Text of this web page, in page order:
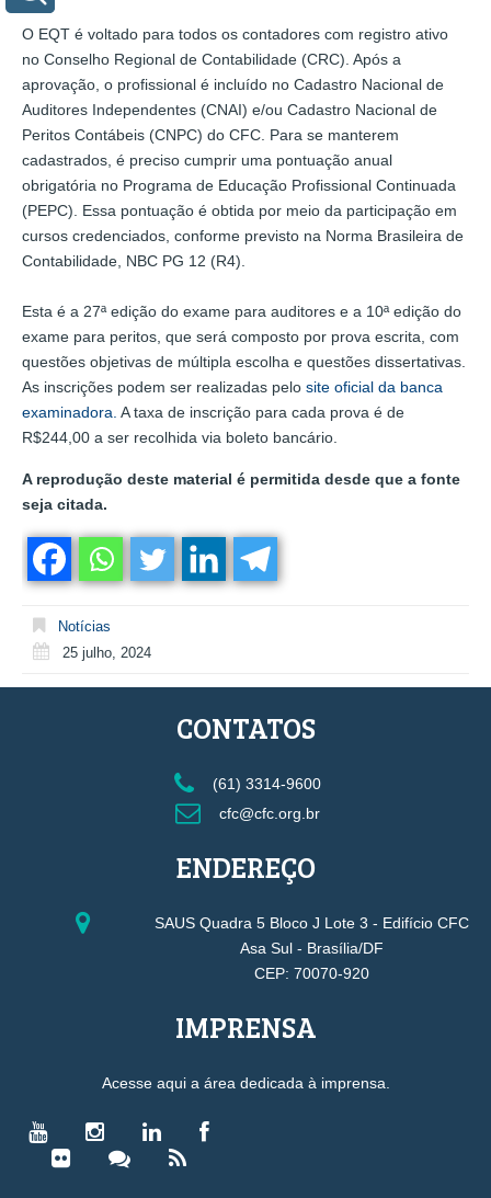
O EQT é voltado para todos os contadores com registro ativo
no Conselho Regional de Contabilidade (CRC). Após a
aprovação, o profissional é incluído no Cadastro Nacional de
Auditores Independentes (CNAI) e/ou Cadastro Nacional de
Peritos Contábeis (CNPC) do CFC. Para se manterem
cadastrados, é preciso cumprir uma pontuação anual
obrigatória no Programa de Educação Profissional Continuada
(PEPC). Essa pontuação é obtida por meio da participação em
cursos credenciados, conforme previsto na Norma Brasileira de
Contabilidade, NBC PG 12 (R4).
Esta é a 27ª edição do exame para auditores e a 10ª edição do
exame para peritos, que será composto por prova escrita, com
questões objetivas de múltipla escolha e questões dissertativas.
As inscrições podem ser realizadas pelo site oficial da banca
examinadora. A taxa de inscrição para cada prova é de
R$244,00 a ser recolhida via boleto bancário.
A reprodução deste material é permitida desde que a fonte
seja citada.
Notícias
25 julho, 2024
CONTATOS
(61) 3314-9600
cfc@cfc.org.br
ENDEREÇO
SAUS Quadra 5 Bloco J Lote 3 - Edifício CFC
Asa Sul - Brasília/DF
CEP: 70070-920
IMPRENSA
Acesse aqui a área dedicada à imprensa.